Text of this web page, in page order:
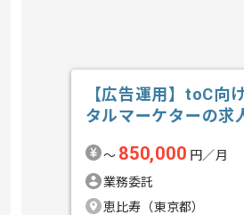
【広告運用】toC向
タルマーケターの求
〜 850,000 円／月
業務委託
恵比寿（東京都）